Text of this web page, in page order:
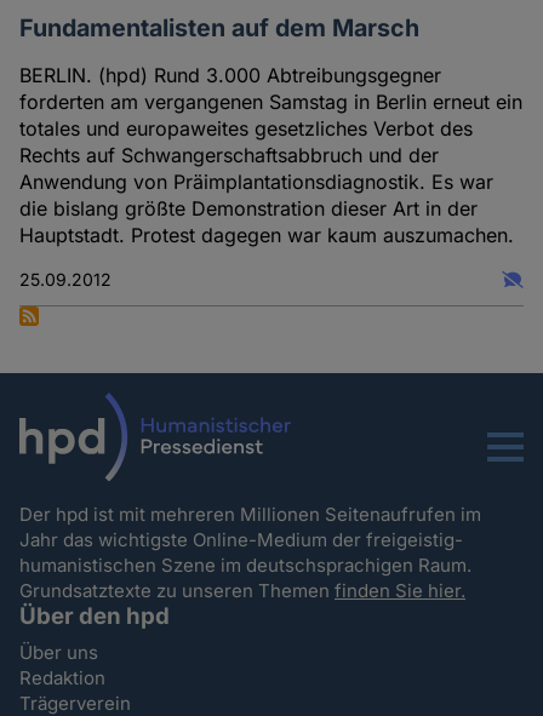
Fundamentalisten auf dem Marsch
BERLIN. (hpd) Rund 3.000 Abtreibungsgegner
forderten am vergangenen Samstag in Berlin erneut ein
totales und europaweites gesetzliches Verbot des
Rechts auf Schwangerschaftsabbruch und der
Anwendung von Präimplantationsdiagnostik. Es war
die bislang größte Demonstration dieser Art in der
Hauptstadt. Protest dagegen war kaum auszumachen.
25.09.2012
Menu
Der hpd ist mit mehreren Millionen Seitenaufrufen im
Jahr das wichtigste Online-Medium der freigeistig-
humanistischen Szene im deutschsprachigen Raum.
Grundsatztexte zu unseren Themenfinden Sie hier.
Über den hpd
Über uns
Redaktion
Trägerverein